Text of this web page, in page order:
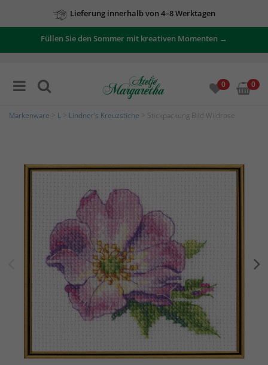
Lieferung innerhalb von 4–8 Werktagen
Füllen Sie den Sommer mit kreativen Momenten →
0 0
Markenware L Lindner's Kreuzstiche > Stickpackung Bild Wildrose